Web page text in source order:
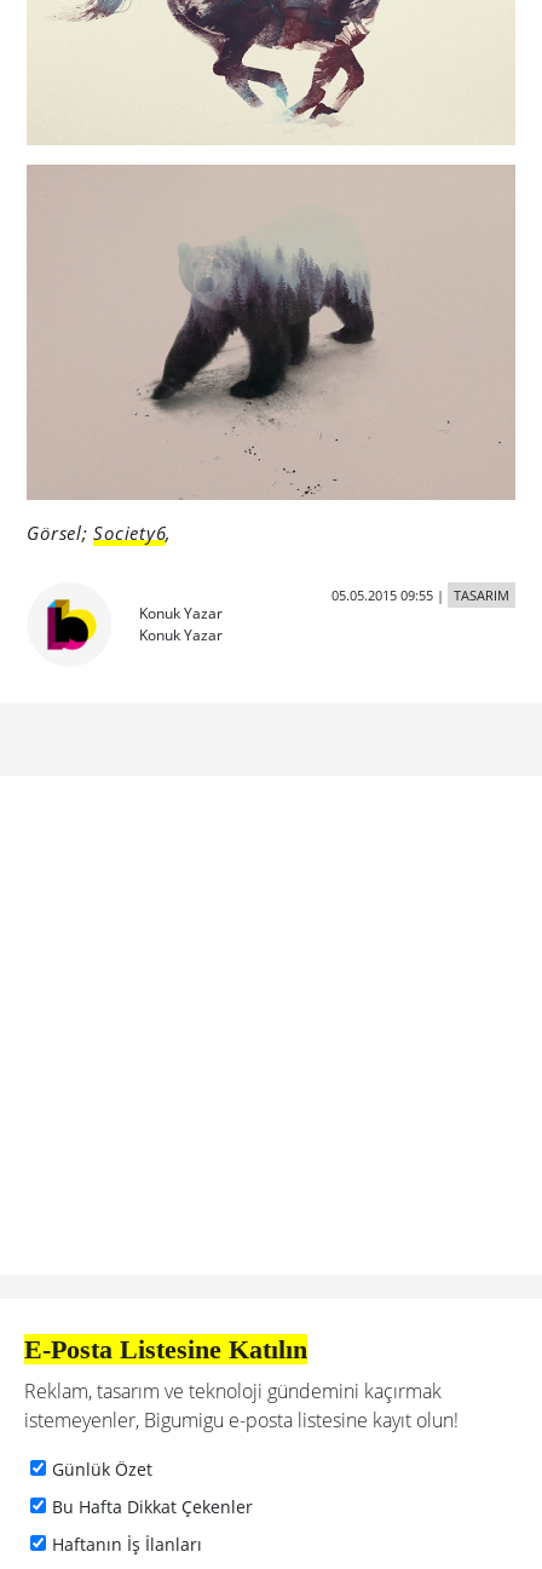
Görsel;Society6,
Konuk Yazar
Konuk Yazar
05.05.2015 09:55| TASARIM
E-Posta Listesine Katılın
Reklam, tasarım ve teknoloji gündemini kaçırmak
istemeyenler, Bigumigu e-posta listesine kayıt olun!
Günlük Özet
Bu Hafta Dikkat Çekenler
Haftanın İş İlanları